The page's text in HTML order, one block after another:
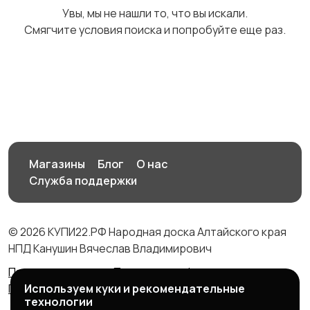
Образование и наука
Перевозки, склад,
закупки3
Продажи1
Увы, мы не нашли то, что вы искали.
Смягчите условия поиска и попробуйте еще раз.
Магазины Блог
О нас
Служба поддержки
© 2026 КУПИ22.РФ Народная доска Алтайского края
НПД Канушин Вячеслав Владимирович
Правила сервиса
Политика конфиденциальности
Политика использования cookie
Используем куки и рекомендательные
технологии